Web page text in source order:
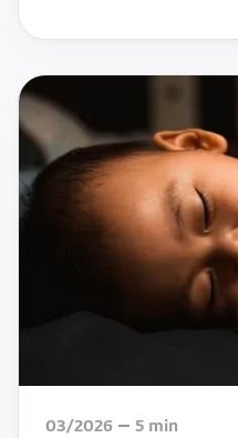
03/2026 5 min